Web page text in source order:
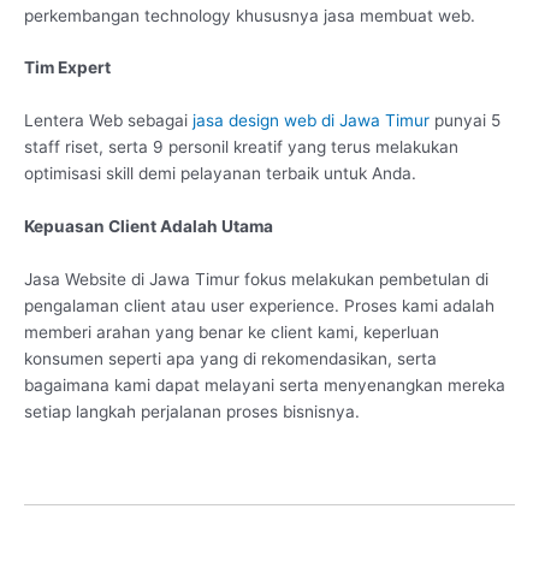
perkembangan technology khususnya jasa membuat web.
Tim Expert
Lentera Web sebagai jasa design web di Jawa Timur punyai 5
staff riset, serta 9 personil kreatif yang terus melakukan
optimisasi skill demi pelayanan terbaik untuk Anda.
Kepuasan Client Adalah Utama
Jasa Website di Jawa Timur fokus melakukan pembetulan di
pengalaman client atau user experience. Proses kami adalah
memberi arahan yang benar ke client kami, keperluan
konsumen seperti apa yang di rekomendasikan, serta
bagaimana kami dapat melayani serta menyenangkan mereka
setiap langkah perjalanan proses bisnisnya.